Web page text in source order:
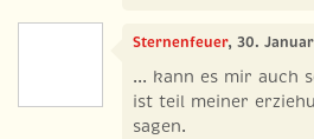
Sternenfeuer, 30.
... kann es mir auch
ist teil meiner
sagen.